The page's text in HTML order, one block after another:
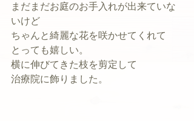
まだまだお庭のお手入れが出来ていな
いけど
ちゃんと綺麗な花を咲かせてくれて
とっても嬉しい。
横に伸びてきた枝を剪定して
治療院に飾りました。